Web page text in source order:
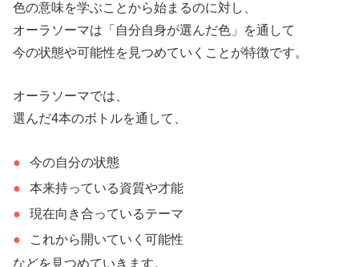
色の意味を学ぶことから始まるのに対し、
オーラソーマは「自分自身が選んだ色」を通して
今の状態や可能性を見つめていくことが特徴です。
オーラソーマでは、
選んだ4本のボトルを通して、
今の自分の状態
本来持っている資質や才能
現在向き合っているテーマ
これから開いていく可能性
などを見つめていきます。